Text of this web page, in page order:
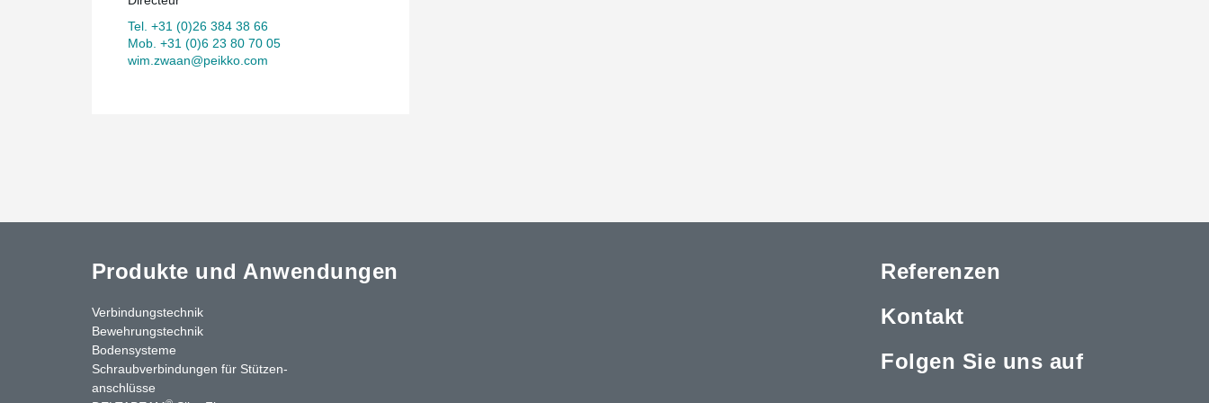
Tel. +31 (0)26 384 38 66
Mob. +31 (0)6 23 80 70 05
wim.zwaan@peikko.com
Produkte und Anwendungen
Verbindungstechnik
Bewehrungstechnik
Bodensysteme
Schraubverbindungen für Stützen­
anschlüsse
Referenzen
Kontakt
Folgen Sie uns auf